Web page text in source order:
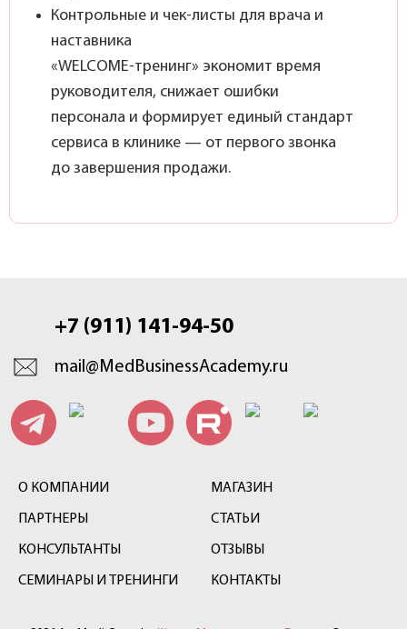
Контрольные и чек-листы для врача и
наставника
«WELCOME-тренинг» экономит время
руководителя, снижает ошибки
персонала и формирует единый стандарт
сервиса в клинике — от первого звонка
до завершения продажи.
+7 (911) 141-94-50
mail@MedBusinessAcademy.ru
О КОМПАНИИ
ПАРТНЕРЫ
КОНСУЛЬТАНТЫ
СЕМИНАРЫ И ТРЕНИНГИ
МАГАЗИН
СТАТЬИ
ОТЗЫВЫ
КОНТАКТЫ